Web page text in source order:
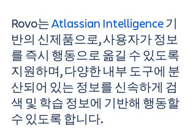
Rovo는 Atlassian Intelligence 기
반의 신제품으로, 사용자가 정보
를 즉시 행동으로 옮길 수 있도록
지원하며, 다양한 내부 도구에 분
산되어 있는 정보를 신속하게 검
색 및 학습 정보에 기반해 행동할
수 있도록 합니다.